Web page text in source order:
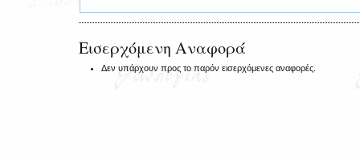
Εισερχόμενη Αναφορά
Δεν υπάρχουν προς το παρόν εισερχόμενες αναφορές.